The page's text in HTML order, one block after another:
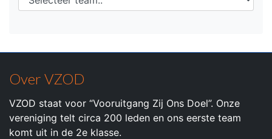
Over VZOD
VZOD staat voor “Vooruitgang Zij Ons Doel”. Onze
vereniging telt circa 200 leden en ons eerste team
komt uit in de 2e klasse.